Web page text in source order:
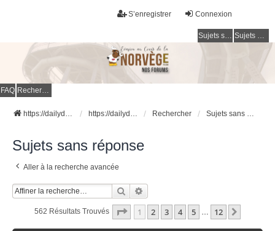
Connexion
S’enregistrer
Sujets sans réponse Sujets actifs
FAQ Rechercher
https://dailydigesthub.com https://dailydigesthub.com Rechercher Sujets sans réponse
Sujets sans réponse
Aller à la recherche avancée
Rechercher
562 Résultats Trouvés Page 1Sur
1 2 3 4 5 … 12